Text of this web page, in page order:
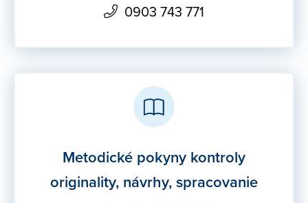
0903 743 771
Metodické pokyny kontroly
originality, návrhy, spracovanie